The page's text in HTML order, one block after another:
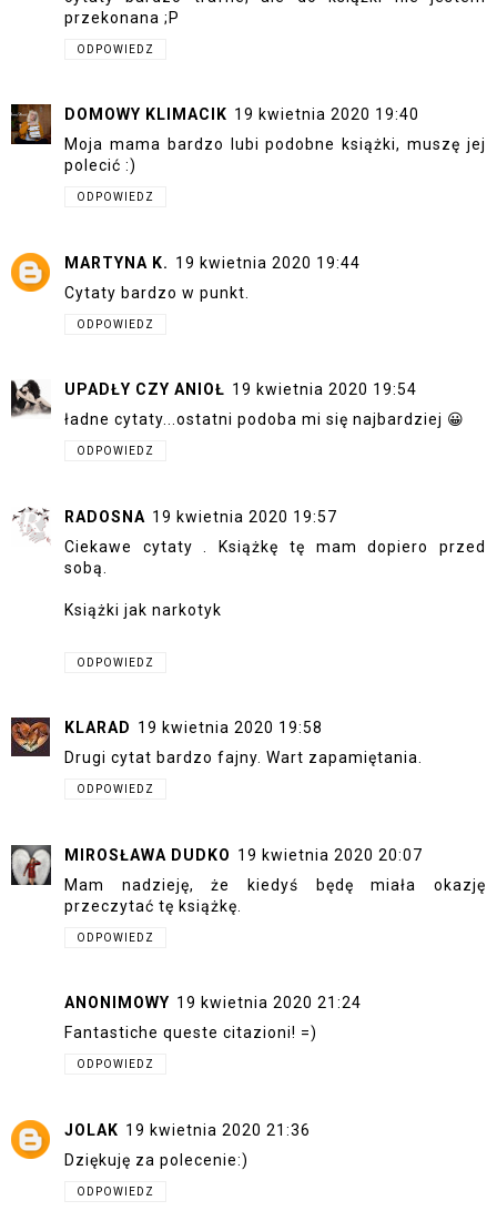
przekonana ;P
ODPOWIEDZ
DOMOWY KLIMACIK 19 kwietnia 2020 19:40
Moja mama bardzo lubi podobne książki, muszę jej
polecić :)
ODPOWIEDZ
MARTYNA K. 19 kwietnia 2020 19:44
Cytaty bardzo w punkt.
ODPOWIEDZ
UPADŁY CZY ANIOŁ 19 kwietnia 2020 19:54
ładne cytaty...ostatni podoba mi się najbardziej 😀
ODPOWIEDZ
RADOSNA 19 kwietnia 2020 19:57
Ciekawe cytaty . Książkę tę mam dopiero przed
sobą.
Książki jak narkotyk
ODPOWIEDZ
KLARAD 19 kwietnia 2020 19:58
Drugi cytat bardzo fajny. Wart zapamiętania.
ODPOWIEDZ
MIROSŁAWA DUDKO 19 kwietnia 2020 20:07
Mam nadzieję, że kiedyś będę miała okazję
przeczytać tę książkę.
ODPOWIEDZ
ANONIMOWY 19 kwietnia 2020 21:24
Fantastiche queste citazioni! =)
ODPOWIEDZ
JOLAK 19 kwietnia 2020 21:36
Dziękuję za polecenie:)
ODPOWIEDZ